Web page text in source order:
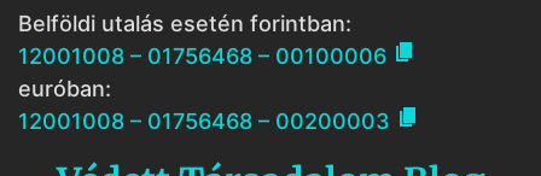
Belföldi utalás esetén forintban:
12001008 – 01756468 – 00100006 
euróban:
12001008 – 01756468 – 00200003 